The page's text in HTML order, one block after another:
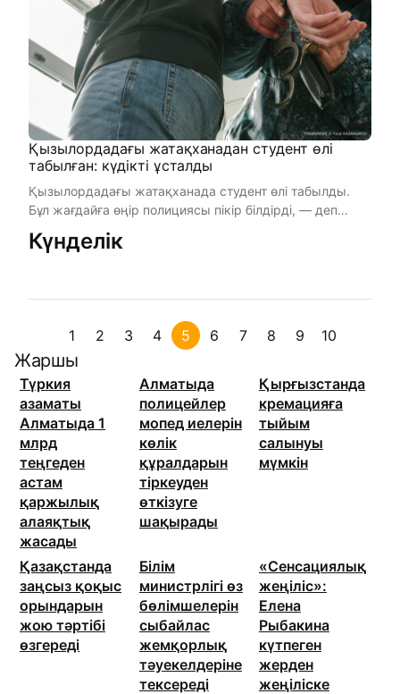
Қызылордадағы жатақханадан студент өлі
табылған: күдікті ұсталды
Қызылордадағы жатақханада студент өлі табылды.
Бұл жағдайға өңір полициясы пікір білдірді, — деп
хабарлайды ...
Күнделік
1 2 3 4 5 6 7 8 9 10
Жаршы
Түркия
азаматы
Алматыда 1
млрд
теңгеден
астам
қаржылық
алаяқтық
жасады
Алматыда
полицейлер
мопед иелерін
көлік
құралдарын
тіркеуден
өткізуге
шақырады
Қырғызстанда
кремацияға
тыйым
салынуы
мүмкін
Қазақстанда
заңсыз қоқыс
орындарын
жою тәртібі
өзгереді
Білім
министрлігі өз
бөлімшелерін
сыбайлас
жемқорлық
тәуекелдеріне
тексереді
«Сенсациялық
жеңіліс»:
Елена
Рыбакина
күтпеген
жерден
жеңіліске